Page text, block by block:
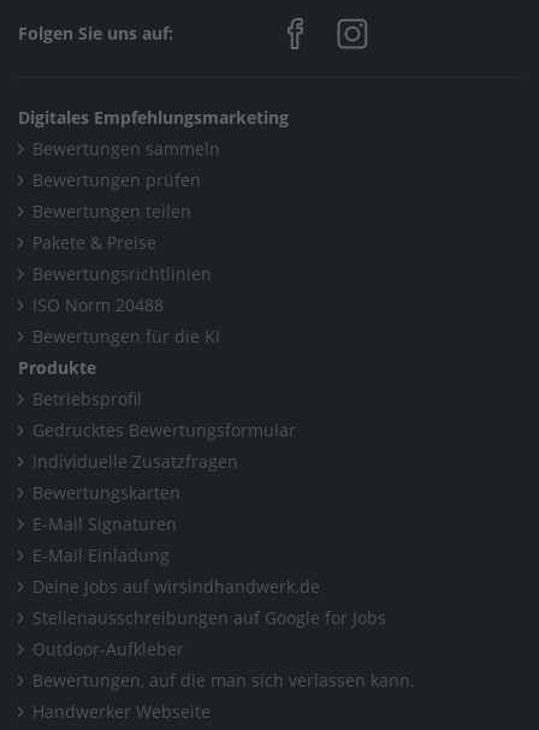
Folgen Sie uns auf:
Digitales Empfehlungsmarketing
Bewertungen sammeln
Bewertungen prüfen
Bewertungen teilen
Pakete & Preise
Bewertungsrichtlinien
ISO Norm 20488
Bewertungen für die KI
Produkte
Betriebsprofil
Gedrucktes Bewertungsformular
Individuelle Zusatzfragen
Bewertungskarten
E-Mail Signaturen
E-Mail Einladung
Deine Jobs auf wirsindhandwerk.de
Stellenausschreibungen auf Google for Jobs
Outdoor-Aufkleber
Bewertungen, auf die man sich verlassen kann.
Handwerker Webseite